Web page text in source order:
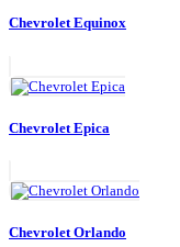
Chevrolet Equinox
Chevrolet Epica
Chevrolet Orlando